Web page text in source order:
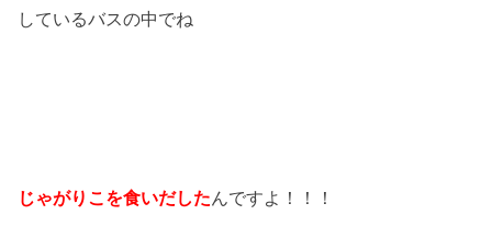
しているバスの中でね
じゃがりこを食いだしたんですよ！！！